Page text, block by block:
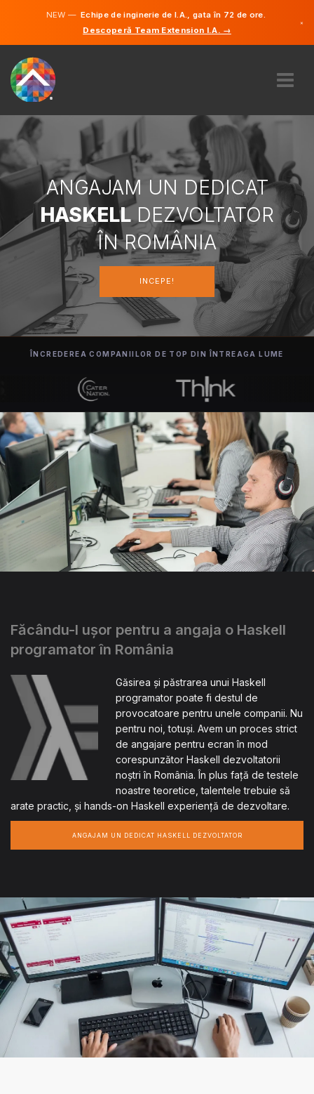
NEW —Echipe de inginerie de I.A., gata în 72 de ore.
Descoperă Team Extension I.A. →
×
DESPRE NOI
EXPERTIZĂ
CUM FUNCTIONEAZÃ?
CARIERE
ANGAJA
ROMÂNIA
INCEPE
Română
ANGAJAM UN DEDICAT
HASKELLDEZVOLTATOR
ÎN ROMÂNIA
INCEPE!
ÎNCREDEREA COMPANIILOR DE TOP DIN ÎNTREAGA LUME
Făcându-l ușor pentru a angaja o Haskell
programator în România
Găsirea și păstrarea unui Haskell
programator poate fi destul de
provocatoare pentru unele companii. Nu
pentru noi, totuși. Avem un proces strict
de angajare pentru ecran în mod
corespunzător Haskell dezvoltatorii
noștri în România. În plus față de testele
noastre teoretice, talentele trebuie să
arate practic, și hands-on Haskell experiență de dezvoltare.
ANGAJAM UN DEDICAT HASKELL DEZVOLTATOR